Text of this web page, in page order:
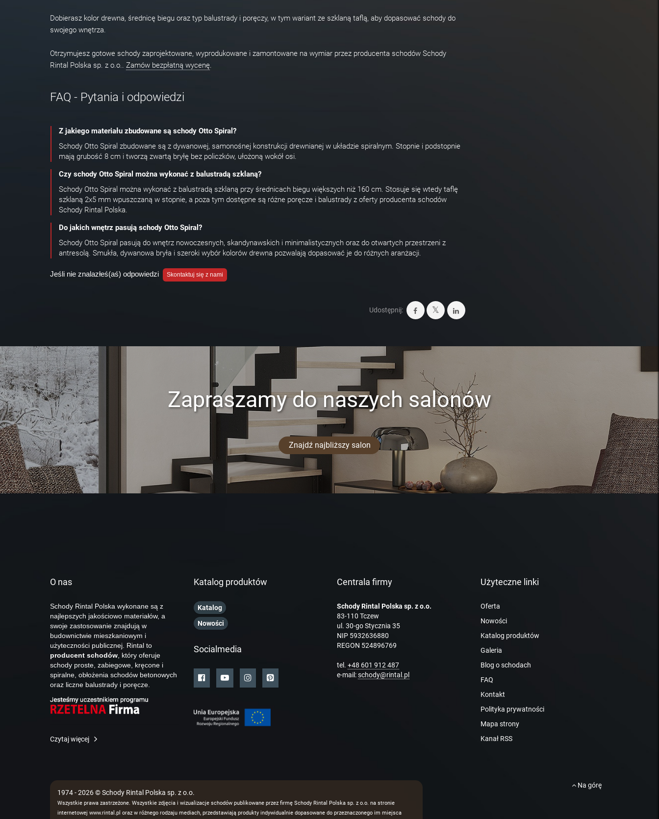
Dobierasz kolor drewna, średnicę biegu oraz typ balustrady i poręczy, w tym wariant ze szklaną taflą, aby dopasować schody do
swojego wnętrza.
Otrzymujesz gotowe schody zaprojektowane, wyprodukowane i zamontowane na wymiar przez producenta schodów Schody
Rintal Polska sp. z o.o.. Zamów bezpłatną wycenę.
FAQ - Pytania i odpowiedzi
Z jakiego materiału zbudowane są schody Otto Spiral?
Schody Otto Spiral zbudowane są z dywanowej, samonośnej konstrukcji drewnianej w układzie spiralnym. Stopnie i podstopnie
mają grubość 8 cm i tworzą zwartą bryłę bez policzków, ułożoną wokół osi.
Czy schody Otto Spiral można wykonać z balustradą szklaną?
Schody Otto Spiral można wykonać z balustradą szklaną przy średnicach biegu większych niż 160 cm. Stosuje się wtedy taflę
szklaną 2x5 mm wpuszczaną w stopnie, a poza tym dostępne są różne poręcze i balustrady z oferty producenta schodów
Schody Rintal Polska.
Do jakich wnętrz pasują schody Otto Spiral?
Schody Otto Spiral pasują do wnętrz nowoczesnych, skandynawskich i minimalistycznych oraz do otwartych przestrzeni z
antresolą. Smukła, dywanowa bryła i szeroki wybór kolorów drewna pozwalają dopasować je do różnych aranżacji.
Jeśli nie znalazłeś(aś) odpowiedzi Skontaktuj się z nami
Udostępnij:
Zapraszamy do naszych salonów
Znajdź najbliższy salon
O nas
Schody Rintal Polska wykonane są z
najlepszych jakościowo materiałów, a
swoje zastosowanie znajdują w
budownictwie mieszkaniowym i
użyteczności publicznej. Rintal to
producent schodów , który oferuje
schody proste, zabiegowe, kręcone i
spiralne, obłożenia schodów betonowych
oraz liczne balustrady i poręcze.
Czytaj więcej
Katalog produktów
Katalog
Nowości
Socialmedia
Centrala firmy
Schody Rintal Polska sp. z o.o.
83-110 Tczew
ul. 30-go Stycznia 35
NIP 5932636880
REGON 524896769
tel. +48 601 912 487
e-mail:schody@rintal.pl
Użyteczne linki
Oferta
Nowości
Katalog produktów
Galeria
Blog o schodach
FAQ
Kontakt
Polityka prywatności
Mapa strony
Kanał RSS
1974 - 2026 © Schody Rintal Polska sp. z o.o.
Wszystkie prawa zastrzeżone. Wszystkie zdjęcia i wizualizacje schodów publikowane przez firmę Schody Rintal Polska sp. z o.o. na stronie
internetowej www.rintal.pl oraz w różnego rodzaju mediach, przedstawiają produkty indywidualnie dopasowane do przeznaczonego im miejsca
Na górę